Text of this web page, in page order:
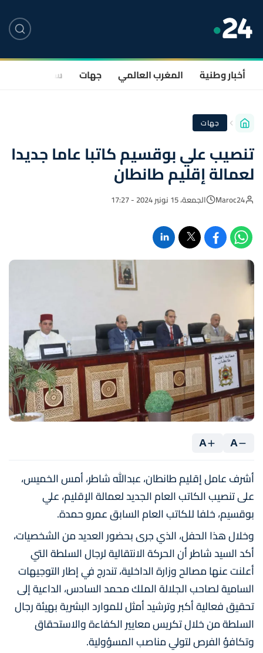
أخبار وطنية المغرب العالمي جهات سياسة
جهات
تنصيب علي بوقسيم كاتبا عاما جديدا
لعمالة إقليم طانطان
Maroc24 الجمعة، 15 نونبر 2024 - 17:27
A
A
أشرف عامل إقليم طانطان، عبدالله شاطر، أمس الخميس،
على تنصيب الكاتب العام الجديد لعمالة الإقليم، علي
بوقسيم، خلفا للكاتب العام السابق عمرو حمدة.
وخلال هذا الحفل، الذي جرى بحضور العديد من الشخصيات،
أكد السيد شاطر أن الحركة الانتقالية لرجال السلطة التي
أعلنت عنها مصالح وزارة الداخلية، تندرج في إطار التوجيهات
السامية لصاحب الجلالة الملك محمد السادس، الداعية إلى
تحقيق فعالية أكبر وترشيد أمثل للموارد البشرية بهيئة رجال
السلطة من خلال تكريس معايير الكفاءة والاستحقاق
وتكافؤ الفرص لتولي مناصب المسؤولية.